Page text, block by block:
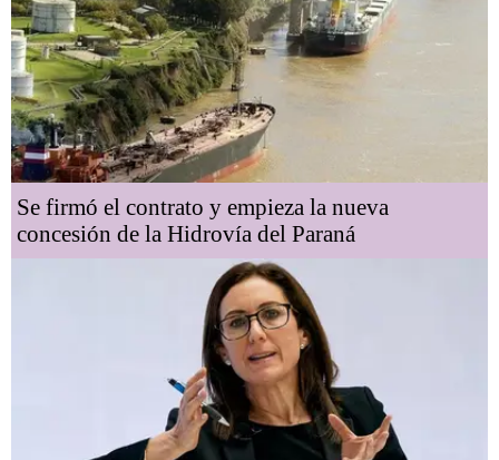
Se firmó el contrato y empieza la nueva
concesión de la Hidrovía del Paraná